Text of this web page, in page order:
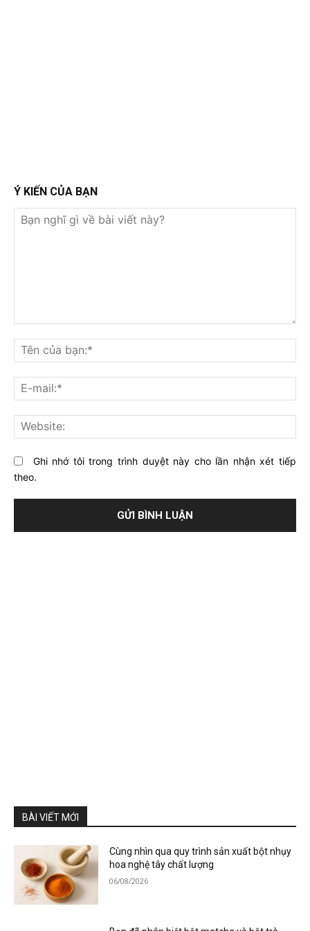
Ý KIẾN CỦA BẠN
nghĩ
gì
về
bài
viết
này?
Ghi nhớ tôi trong trình duyệt này cho lần nhận xét tiếp
theo.
BÀI VIẾT MỚI
Cùng nhìn qua quy trình sản xuất bột nhụy
hoa nghệ tây chất lượng
06/08/2026